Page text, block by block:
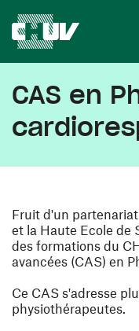
CAS en
Fruit d'un
et la Haute Ecole de
des formations du
avancées (CAS) en
Ce CAS s'adresse
physiothérapeutes.